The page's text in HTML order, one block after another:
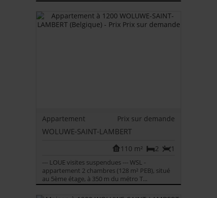
Appartement Prix sur demande
WOLUWE-SAINT-LAMBERT
1
2
110 m²
--- LOUE visites suspendues --- WSL -
appartement 2 chambres (128 m² PEB), situé
au 5ème étage, à 350 m du métro T...